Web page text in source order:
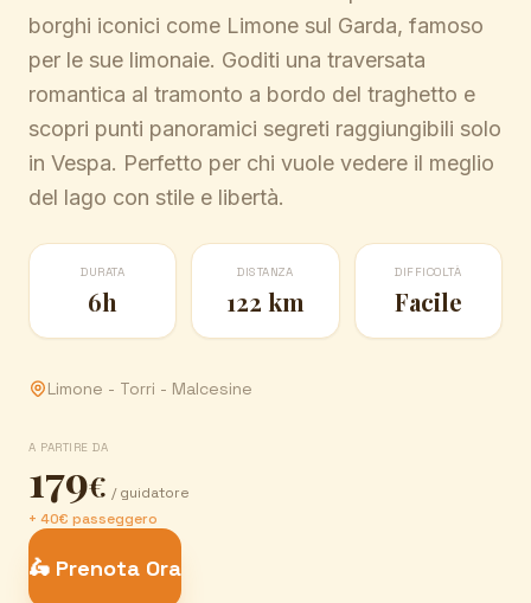
borghi iconici come Limone sul Garda, famoso
per le sue limonaie. Goditi una traversata
romantica al tramonto a bordo del traghetto e
scopri punti panoramici segreti raggiungibili solo
in Vespa. Perfetto per chi vuole vedere il meglio
del lago con stile e libertà.
DURATA
6h
DISTANZA
122 km
DIFFICOLTÀ
Facile
Limone - Torri - Malcesine
A PARTIRE DA
179€ / guidatore
+ 40€ passeggero
🛵 Prenota Ora